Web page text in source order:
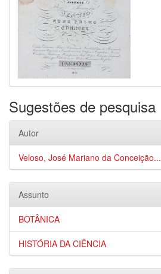
Sugestões de pesquisa
Autor
Veloso, José Mariano da Conceição...
Assunto
BOTÂNICA
HISTÓRIA DA CIÊNCIA